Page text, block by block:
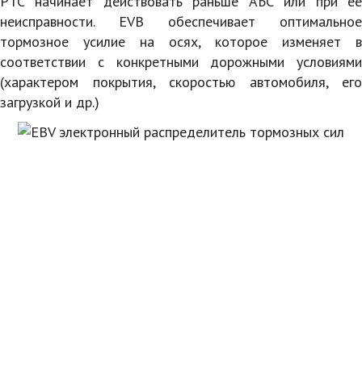
неисправности. EVB обеспечивает оптимальное
тормозное усилие на осях, которое изменяет в
соответствии с конкретными дорожными условиями
(характером покрытия, скоростью автомобиля, его
загрузкой и др.)